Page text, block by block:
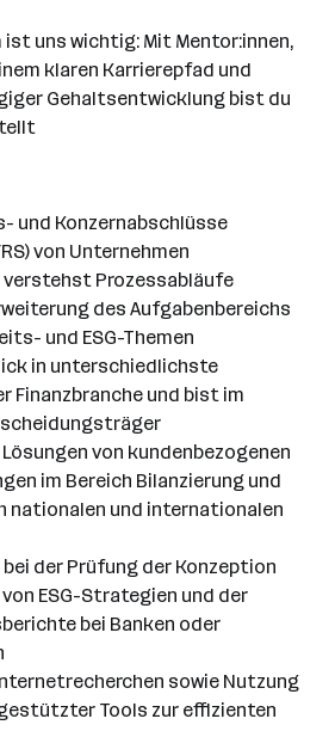
ist uns wichtig: Mit Mentor:innen,
klaren Karrierepfad und
Gehaltsentwicklung bist du
und Konzernabschlüsse
von Unternehmen
verstehst Prozessabläufe
des Aufgabenbereichs
und ESG-Themen
in unterschiedlichste
Finanzbranche und bist im
von kundenbezogenen
im Bereich Bilanzierung und
nationalen und internationalen
der Prüfung der Konzeption
ESG-Strategien und der
bei Banken oder
sowie Nutzung
Tools zur effizienten